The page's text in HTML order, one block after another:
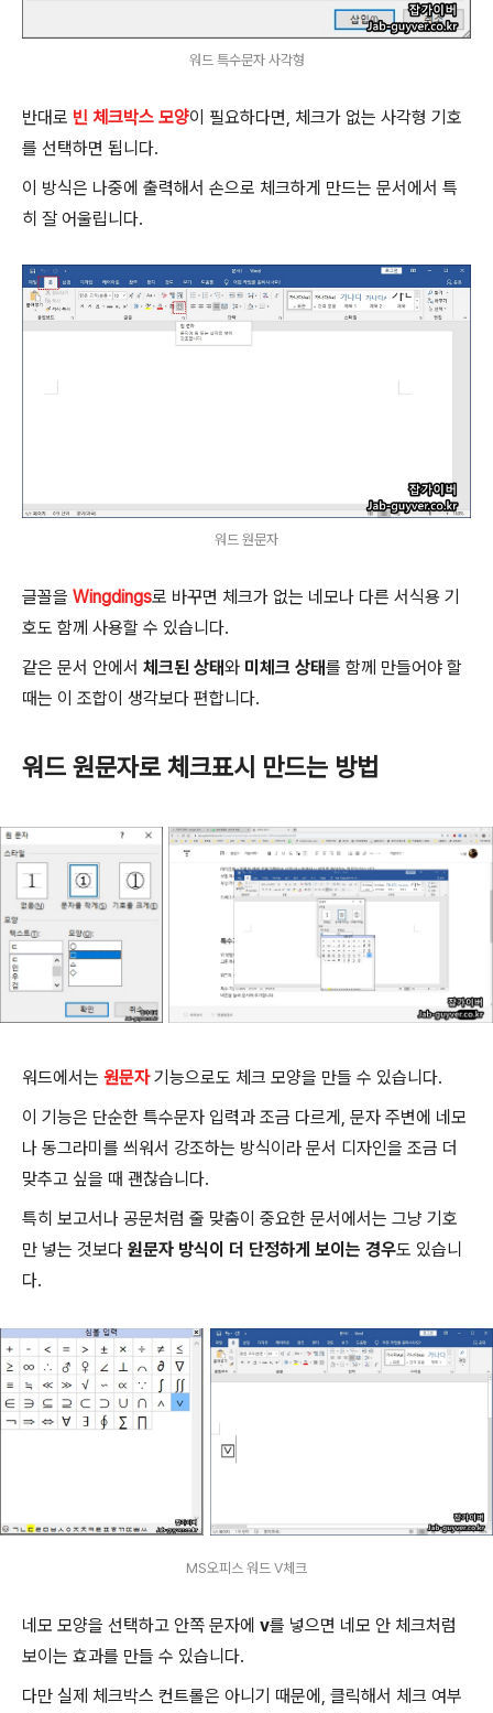
워드 특수문자 사각형
반대로 빈 체크박스 모양이 필요하다면, 체크가 없는 사각형 기호
를 선택하면 됩니다.
이 방식은 나중에 출력해서 손으로 체크하게 만드는 문서에서 특
히 잘 어울립니다.
워드 원문자
글꼴을 Wingdings로 바꾸면 체크가 없는 네모나 다른 서식용 기
호도 함께 사용할 수 있습니다.
같은 문서 안에서 체크된 상태와 미체크 상태를 함께 만들어야 할
때는 이 조합이 생각보다 편합니다.
워드 원문자로 체크표시 만드는 방법
워드에서는 원문자기능으로도 체크 모양을 만들 수 있습니다.
이 기능은 단순한 특수문자 입력과 조금 다르게, 문자 주변에 네모
나 동그라미를 씌워서 강조하는 방식이라 문서 디자인을 조금 더
맞추고 싶을 때 괜찮습니다.
특히 보고서나 공문처럼 줄 맞춤이 중요한 문서에서는 그냥 기호
만 넣는 것보다 원문자 방식이 더 단정하게 보이는 경우도 있습니
다.
MS오피스 워드 V체크
네모 모양을 선택하고 안쪽 문자에 v를 넣으면 네모 안 체크처럼
보이는 효과를 만들 수 있습니다.
다만 실제 체크박스 컨트롤은 아니기 때문에, 클릭해서 체크 여부